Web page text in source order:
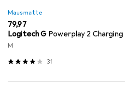
Mausmatte
EUR
79,97
Logitech G Powerplay 2
M
31